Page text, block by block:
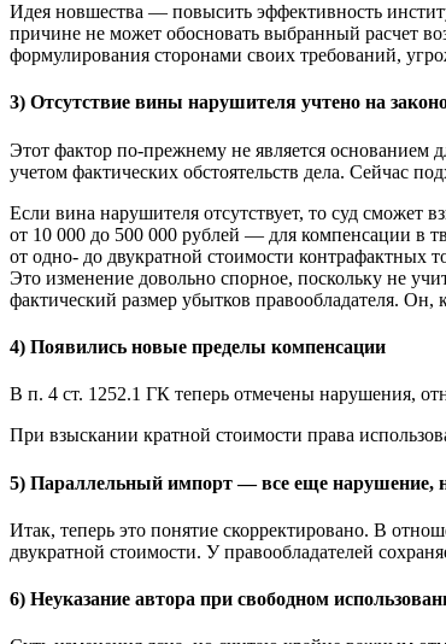
Идея новшества — повысить эффективность
причине не может обосновать выбранный расчет
формулирования сторонами своих требований,
3) Отсутствие вины нарушителя учтено на
Этот фактор по-прежнему не является основанием
учетом фактических обстоятельств дела. Сейчас
Если вина нарушителя отсутствует, то суд сможет
от 10 000 до 500 000 рублей — для компенсации в
от одно- до двукратной стоимости контрафактных
Это изменение довольно спорное, поскольку не
фактический размер убытков правообладателя.
4) Появились новые пределы компенсации
В п. 4 ст. 1252.1 ГК теперь отмечены нарушения,
При взыскании кратной стоимости права
5) Параллельный импорт — все еще нарушение,
Итак, теперь это понятие скорректировано. В
двукратной стоимости. У правообладателей
6) Неуказание автора при свободном